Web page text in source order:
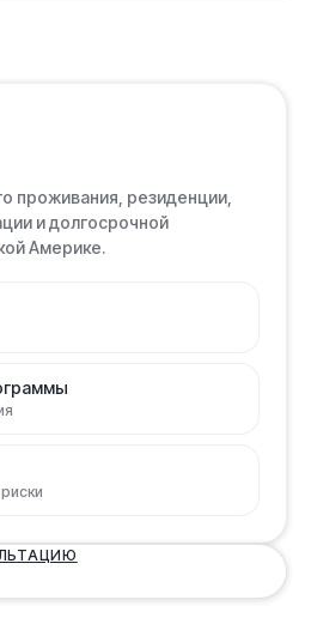
проживания, резиденции,
и долгосрочной
Америке.